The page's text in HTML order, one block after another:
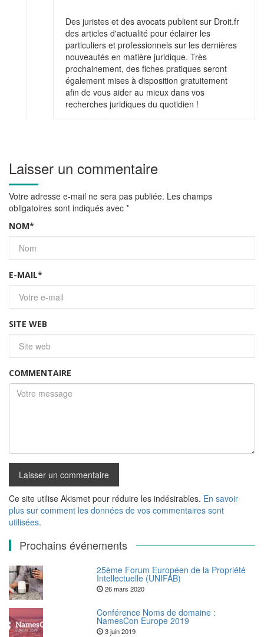
Des juristes et des avocats publient sur Droit.fr
des articles d'actualité pour éclairer les
particuliers et professionnels sur les dernières
nouveautés en matière juridique. Très
prochainement, des fiches pratiques seront
également mises à disposition gratuitement
afin de vous aider au mieux dans vos
recherches juridiques du quotidien !
Laisser un commentaire
Votre adresse e-mail ne sera pas publiée. Les champs
obligatoires sont indiqués avec *
NOM*
E-MAIL*
SITE WEB
COMMENTAIRE
Ce site utilise Akismet pour réduire les indésirables. En savoir
plus sur comment les données de vos commentaires sont
utilisées.
Prochains événements
25ème Forum Européen de la Propriété
Intellectuelle (UNIFAB)
26 mars 2020
Conférence Noms de domaine :
NamesCon Europe 2019
3 juin 2019